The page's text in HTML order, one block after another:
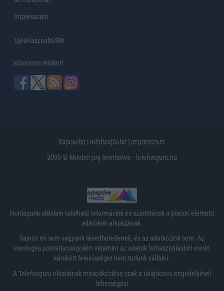
Impresszum
UjesHasznaltGSM
Kövessen minket!
kapcsolat | médiaajánlat | impresszum
2000 © Minden jog fenntartva - Telefonguru.hu
Honlapunk oldalain található információk és számítások a piacon elérhető
adatokon alapszanak.
Sajnos mi sem vagyunk tévedhetetlenek, és az adatközlők sem. Az
esetleges pontatlanságokért valamint az adatok felhasználásból eredő
károkért felelősséget nem tudunk vállalni.
A Telefonguru oldalainak másodközlése csak a tulajdonos engedélyével
lehetséges!